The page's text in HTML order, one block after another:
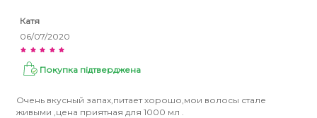
Катя
06/07/2020
Покупка підтверджена
Очень вкусный запах,питает хорошо,мои волосы стале
живыми ,цена приятная для 1000 мл .